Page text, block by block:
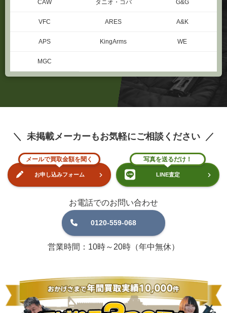
お申し込みフォーム LINE査定
営業時間：10時～20時（年中無休）